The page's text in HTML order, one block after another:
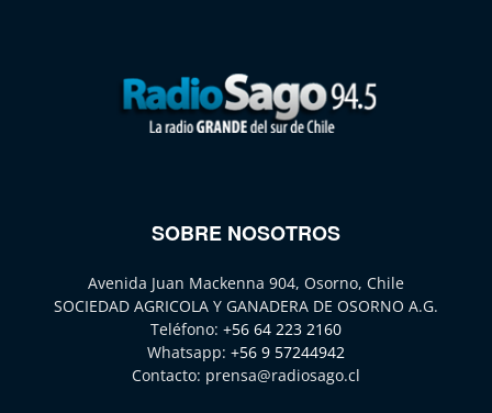
SOBRE NOSOTROS
Avenida Juan Mackenna 904, Osorno, Chile
SOCIEDAD AGRICOLA Y GANADERA DE OSORNO A.G.
Teléfono: +56 64 223 2160
Whatsapp: +56 9 57244942
Contacto: prensa@radiosago.cl